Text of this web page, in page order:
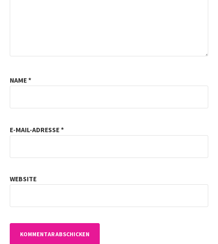
NAME*
E-MAIL-ADRESSE*
WEBSITE